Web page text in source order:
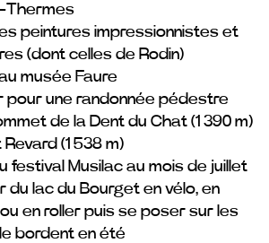
Thermes
peintures impressionnistes et
(dont celles de Rodin)
musée Faure
pour une randonnée pédestre
de la Dent du Chat (1 390 m)
(1 538 m)
festival Musilac au mois de juillet
du lac du Bourget en vélo, en
en roller puis se poser sur les
bordent en été